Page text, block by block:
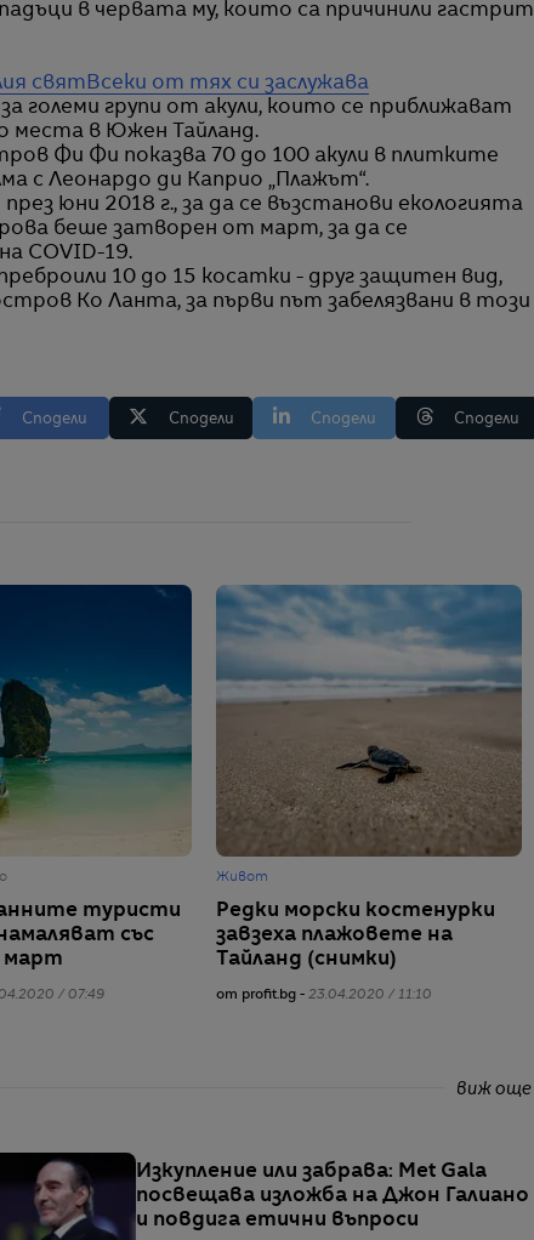
в червата му, които са причинили гастрит
святВсеки от тях си заслужава
големи групи от акули, които се приближават
места в Южен Тайланд.
Фи Фи показва 70 до 100 акули в плитките
с Леонардо ди Каприо „Плажът“.
юни 2018 г., за да се възстанови екологията
беше затворен от март, за да се
COVID-19.
10 до 15 косатки - друг защитен вид,
Ко Ланта, за първи път забелязвани в този
Сподели Сподели Сподели Сподели
туристи
със
март
/ 07:49
Живот
Редки морски костенурки
завзеха плажовете на
Тайланд (снимки)
от profit.bg - 23.04.2020 / 11:10
виж още
Изкупление или забрава: Met Gala
посвещава изложба на Джон Галиано
и повдига етични въпроси